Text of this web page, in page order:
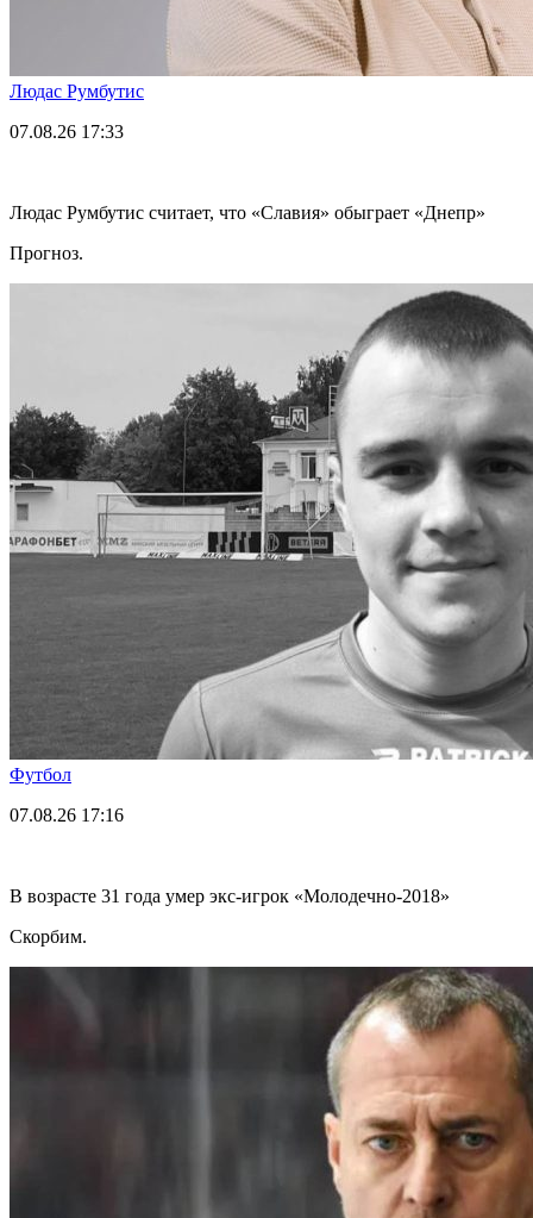
Людас Румбутис
07.08.26 17:33
Людас Румбутис считает, что «Славия» обыграет «Днепр»
Прогноз.
Футбол
07.08.26 17:16
В возрасте 31 года умер экс-игрок «Молодечно-2018»
Скорбим.